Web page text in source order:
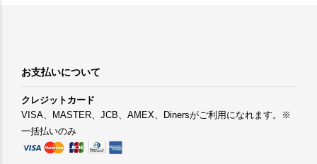
お支払いについて
クレジットカード
VISA、MASTER、JCB、AMEX、Dinersがご利用になれます。※
一括払いのみ